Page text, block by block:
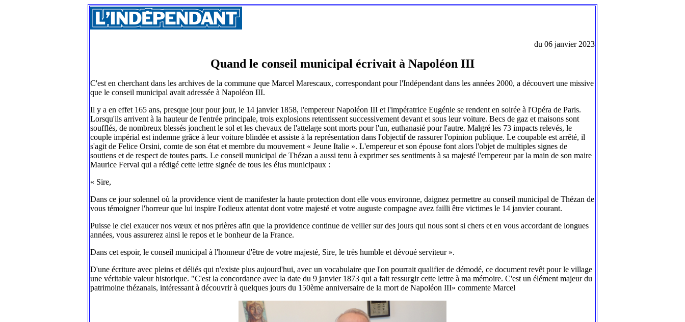
du 06 janvier 2023
Quand le conseil municipal écrivait à Napoléon III
C'est en cherchant dans les archives de la commune que Marcel Marescaux, correspondant pour l'Indépendant dans les années 2000, a découvert une missive
que le conseil municipal avait adressée à Napoléon III.
Il y a en effet 165 ans, presque jour pour jour, le 14 janvier 1858, l'empereur Napoléon III et l'impératrice Eugénie se rendent en soirée à l'Opéra de Paris.
Lorsqu'ils arrivent à la hauteur de l'entrée principale, trois explosions retentissent successivement devant et sous leur voiture. Becs de gaz et maisons sont
soufflés, de nombreux blessés jonchent le sol et les chevaux de l'attelage sont morts pour l'un, euthanasié pour l'autre. Malgré les 73 impacts relevés, le
couple impérial est indemne grâce à leur voiture blindée et assiste à la représentation dans l'objectif de rassurer l'opinion publique. Le coupable est arrêté, il
s'agit de Felice Orsini, comte de son état et membre du mouvement « Jeune Italie ». L'empereur et son épouse font alors l'objet de multiples signes de
soutiens et de respect de toutes parts. Le conseil municipal de Thézan a aussi tenu à exprimer ses sentiments à sa majesté l'empereur par la main de son maire
Maurice Ferval qui a rédigé cette lettre signée de tous les élus municipaux :
« Sire,
Dans ce jour solennel où la providence vient de manifester la haute protection dont elle vous environne, daignez permettre au conseil municipal de Thézan de
vous témoigner l'horreur que lui inspire l'odieux attentat dont votre majesté et votre auguste compagne avez failli être victimes le 14 janvier courant.
Puisse le ciel exaucer nos vœux et nos prières afin que la providence continue de veiller sur des jours qui nous sont si chers et en vous accordant de longues
années, vous assurerez ainsi le repos et le bonheur de la France.
Dans cet espoir, le conseil municipal à l'honneur d'être de votre majesté, Sire, le très humble et dévoué serviteur ».
D'une écriture avec pleins et déliés qui n'existe plus aujourd'hui, avec un vocabulaire que l'on pourrait qualifier de démodé, ce document revêt pour le village
une véritable valeur historique. "C'est la concordance avec la date du 9 janvier 1873 qui a fait ressurgir cette lettre à ma mémoire. C'est un élément majeur du
patrimoine thézanais, intéressant à découvrir à quelques jours du 150ème anniversaire de la mort de Napoléon III» commente Marcel